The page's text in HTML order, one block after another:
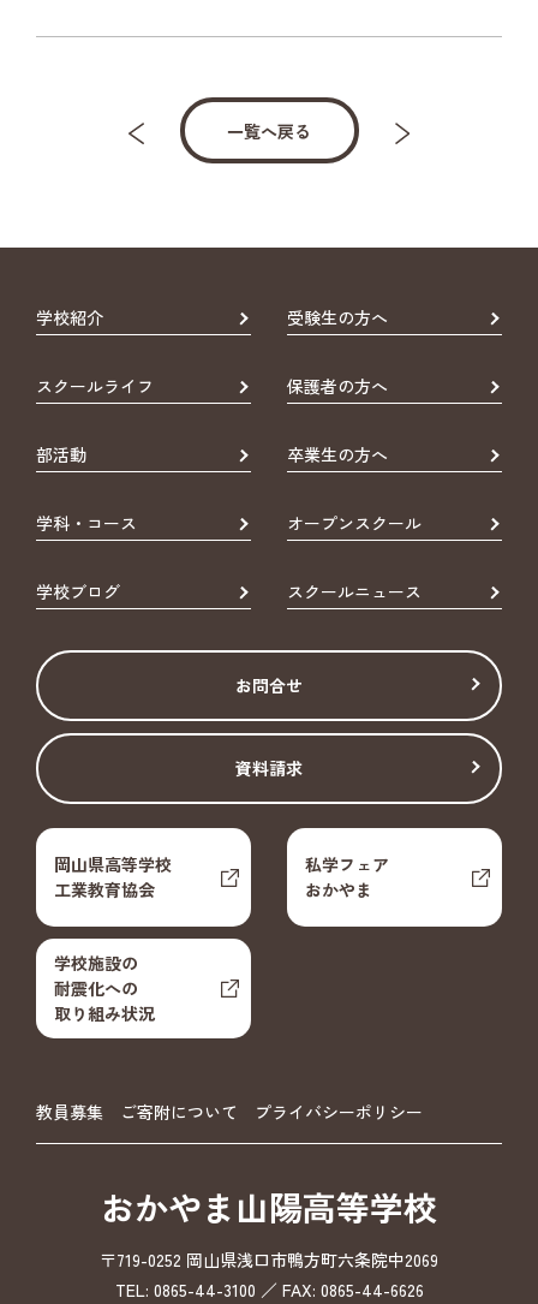
一覧へ戻る
学校紹介 受験生の方へ
スクールライフ 保護者の方へ
部活動 卒業生の方へ
学科・コース オープンスクール
学校ブログ スクールニュース
お問合せ
資料請求
岡山県高等学校
工業教育協会
私学フェア
おかやま
学校施設の
耐震化への
取り組み状況
教員募集 ご寄附について プライバシーポリシー
おかやま山陽高等学校
〒719-0252 岡山県浅口市鴨方町六条院中2069
TEL: 0865-44-3100 ／ FAX: 0865-44-6626